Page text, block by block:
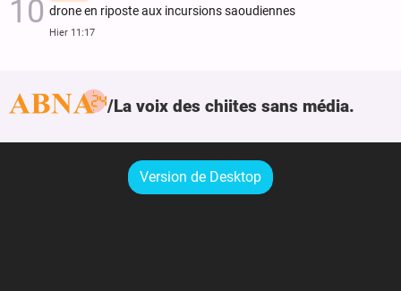
drone en riposte aux incursions saoudiennes
Hier 11:17
La voix des chiites sans média.
Version de Desktop